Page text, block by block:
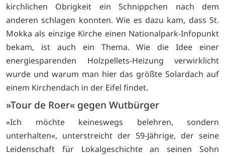
kirchlichen Obrigkeit ein Schnippchen nach dem
anderen schlagen konnten. Wie es dazu kam, dass St.
Mokka als einzige Kirche einen Nationalpark-Infopunkt
bekam, ist auch ein Thema. Wie die Idee einer
energiesparenden Holzpellets-Heizung verwirklicht
wurde und warum man hier das größte Solardach auf
einem Kirchendach in der Eifel findet.
»Tour de Roer« gegen Wutbürger
»Ich möchte keineswegs belehren, sondern
unterhalten«, unterstreicht der 59-Jährige, der seine
Leidenschaft für Lokalgeschichte an seinen Sohn